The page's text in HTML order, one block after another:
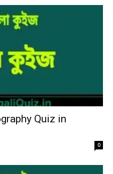
Quiz in
0